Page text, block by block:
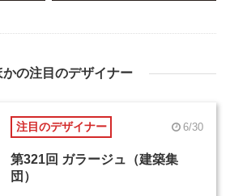
かの注目のデザイナー
注目のデザイナー 6/30
第321回 ガラージュ（建築集
団）